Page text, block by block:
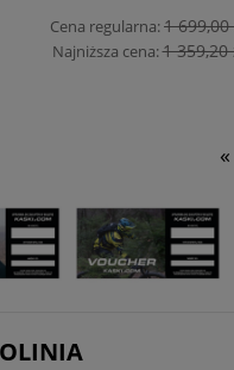
Cena regularna:1 699,00
Najniższa cena:1 359,20
«